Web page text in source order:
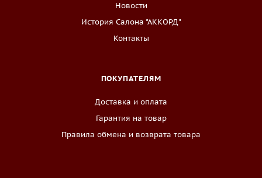
Новости
История Салона "АККОРД"
Контакты
ПОКУПАТЕЛЯМ
Доставка и оплата
Гарантия на товар
Правила обмена и возврата товара